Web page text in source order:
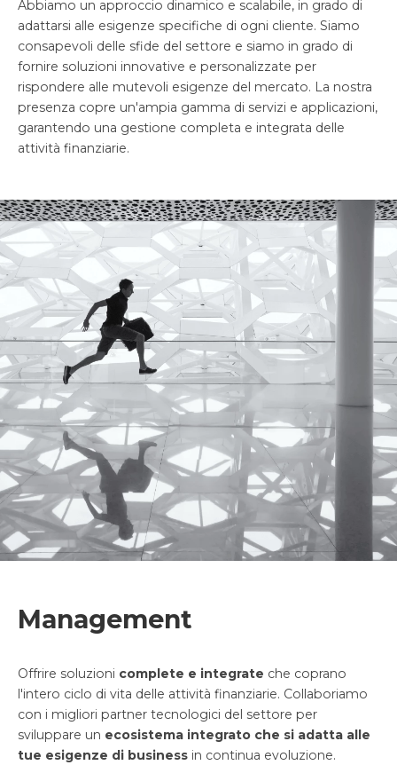
Abbiamo un approccio dinamico e scalabile, in grado di
adattarsi alle esigenze specifiche di ogni cliente. Siamo
consapevoli delle sfide del settore e siamo in grado di
fornire soluzioni innovative e personalizzate per
rispondere alle mutevoli esigenze del mercato. La nostra
presenza copre un'ampia gamma di servizi e applicazioni,
garantendo una gestione completa e integrata delle
attività finanziarie.
Management
Offrire soluzioni complete e integrate che coprano
l'intero ciclo di vita delle attività finanziarie. Collaboriamo
con i migliori partner tecnologici del settore per
sviluppare un ecosistema integrato che si adatta alle
tue esigenze di business in continua evoluzione.